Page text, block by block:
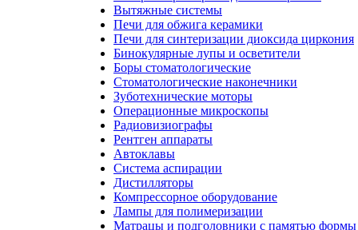
Вытяжные системы
Печи для обжига керамики
Печи для синтеризации диоксида циркония
Бинокулярные лупы и осветители
Боры стоматологические
Стоматологические наконечники
Зуботехнические моторы
Операционные микроскопы
Радиовизиографы
Рентген аппараты
Автоклавы
Система аспирации
Дистилляторы
Компрессорное оборудование
Лампы для полимеризации
Матрацы и подголовники с памятью формы